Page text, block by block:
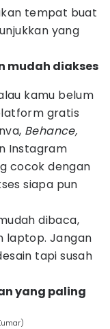
tempat buat
yang
mudah diakses
kamu belum
gratis
Behance,
Instagram
cocok dengan
siapa pun
dibaca,
laptop. Jangan
tapi susah
yang paling